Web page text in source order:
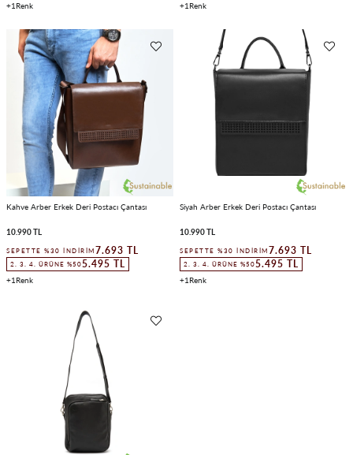
1 1
Kahve Arber Erkek Deri Postacı Çantası
10.990 TL
SEPETTE %30 İNDIRIM 7.693 TL
2. 3. 4. ÜRÜNE %505.495 TL
1
Siyah Arber Erkek Deri Postacı Çantası
10.990 TL
SEPETTE %30 İNDIRIM 7.693 TL
2. 3. 4. ÜRÜNE %505.495 TL
1